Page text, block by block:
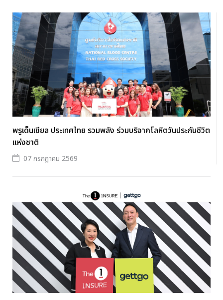
พรูเด็นเชียล ประเทศไทย รวมพลัง ร่วมบริจาคโลหิตวันประกันชีวิต
แห่งชาติ
07 กรกฎาคม 2569